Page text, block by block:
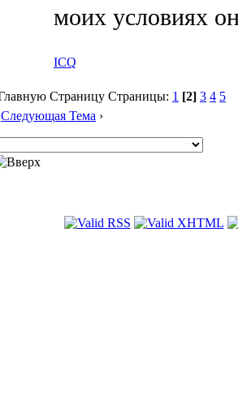
моих условиях
ICQ
Страницы: 1 [2] 3 4 5
Следующая Тема ›